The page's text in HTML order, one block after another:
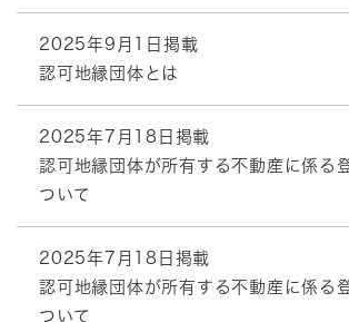
2025年9月1日掲載
認可地縁団体とは
2025年7月18日掲載
認可地縁団体が所有する不動産に係る
ついて
2025年7月18日掲載
認可地縁団体が所有する不動産に係る
ついて